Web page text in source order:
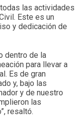
las actividades
Este es un
y dedicación de
dentro de la
para llevar a
Es de gran
y, bajo las
y de nuestro
las
resaltó.